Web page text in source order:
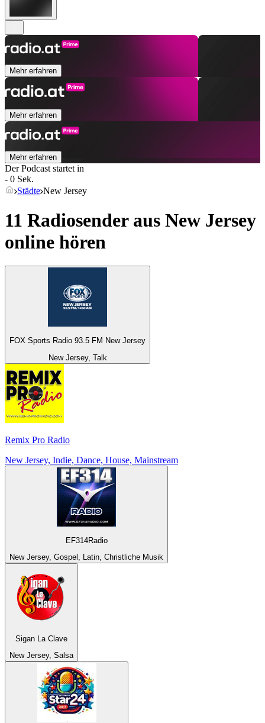
Mehr erfahren
Mehr erfahren
Mehr erfahren
Der Podcast startet in
- 0 Sek.
Städte New Jersey
11 Radiosender aus New Jersey
online hören
FOX Sports Radio 93.5 FM New Jersey
New Jersey, Talk
Remix Pro Radio
New Jersey, Indie, Dance, House, Mainstream
EF314Radio
New Jersey, Gospel, Latin, Christliche Musik
Sigan La Clave
New Jersey, Salsa